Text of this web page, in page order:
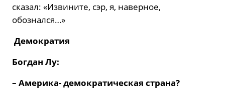
сказал: «Извините, сэр, я, наверное,
обознался…»
Демократия
Богдан Лу:
– Америка- демократическая страна?